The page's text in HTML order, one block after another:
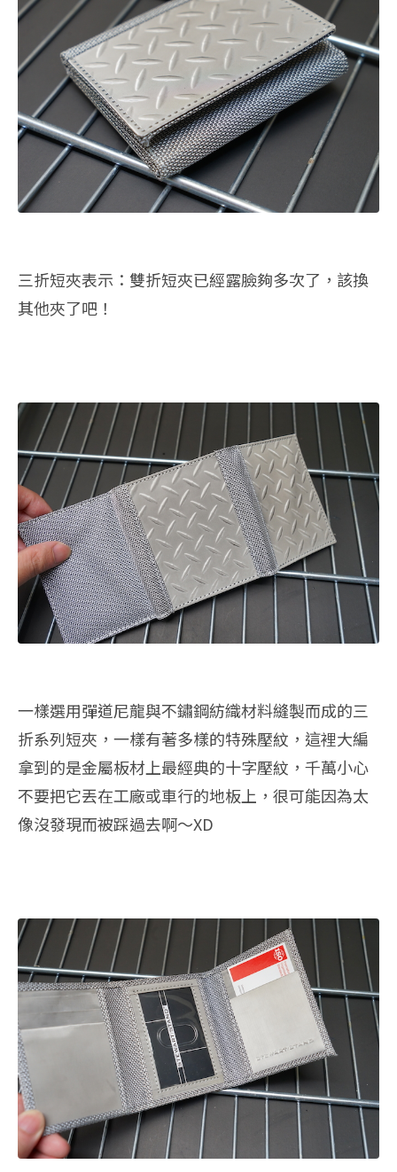
三折短夾表示：雙折短夾已經露臉夠多次了，該換
其他夾了吧！
一樣選用彈道尼龍與不鏽鋼紡織材料縫製而成的三
折系列短夾，一樣有著多樣的特殊壓紋，這裡大編
拿到的是金屬板材上最經典的十字壓紋，千萬小心
不要把它丟在工廠或車行的地板上，很可能因為太
像沒發現而被踩過去啊～XD